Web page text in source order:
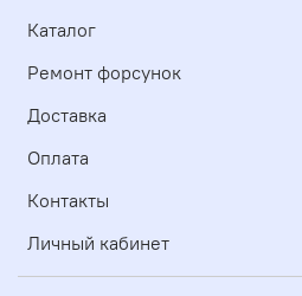
Каталог
Ремонт форсунок
Доставка
Оплата
Контакты
Личный кабинет